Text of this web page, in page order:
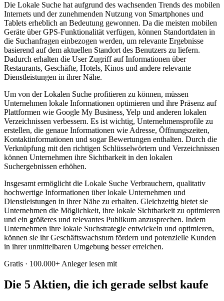
Die Lokale Suche hat aufgrund des wachsenden Trends des mobilen
Internets und der zunehmenden Nutzung von Smartphones und
Tablets erheblich an Bedeutung gewonnen. Da die meisten mobilen
Geräte über GPS-Funktionalität verfügen, können Standortdaten in
die Suchanfragen einbezogen werden, um relevante Ergebnisse
basierend auf dem aktuellen Standort des Benutzers zu liefern.
Dadurch erhalten die User Zugriff auf Informationen über
Restaurants, Geschäfte, Hotels, Kinos und andere relevante
Dienstleistungen in ihrer Nähe.
Um von der Lokalen Suche profitieren zu können, müssen
Unternehmen lokale Informationen optimieren und ihre Präsenz auf
Plattformen wie Google My Business, Yelp und anderen lokalen
Verzeichnissen verbessern. Es ist wichtig, Unternehmensprofile zu
erstellen, die genaue Informationen wie Adresse, Öffnungszeiten,
Kontaktinformationen und sogar Bewertungen enthalten. Durch die
Verknüpfung mit den richtigen Schlüsselwörtern und Verzeichnissen
können Unternehmen ihre Sichtbarkeit in den lokalen
Suchergebnissen erhöhen.
Insgesamt ermöglicht die Lokale Suche Verbrauchern, qualitativ
hochwertige Informationen über lokale Unternehmen und
Dienstleistungen in ihrer Nähe zu erhalten. Gleichzeitig bietet sie
Unternehmen die Möglichkeit, ihre lokale Sichtbarkeit zu optimieren
und ein größeres und relevantes Publikum anzusprechen. Indem
Unternehmen ihre lokale Suchstrategie entwickeln und optimieren,
können sie ihr Geschäftswachstum fördern und potenzielle Kunden
in ihrer unmittelbaren Umgebung besser erreichen.
Gratis · 100.000+ Anleger lesen mit
Die 5 Aktien, die ich gerade selbst kaufe